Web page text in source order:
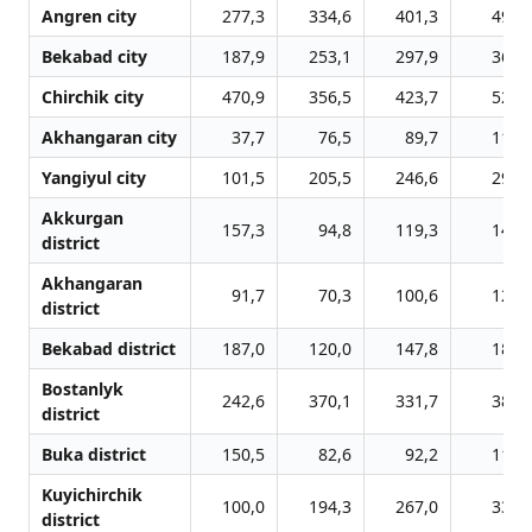
Angren city 277,3 334,6 401,3
Bekabad city
187,9 253,1 297,9
Chirchik city
470,9 356,5 423,7
Akhangaran city
37,7 76,5 89,7
Yangiyul city
101,5 205,5 246,6
Akkurgan
district
157,3 94,8 119,3
Akhangaran
district
91,7 70,3 100,6
Bekabad district 187,0 120,0 147,8
Bostanlyk
district
242,6 370,1 331,7
Buka district 150,5 82,6 92,2
Kuyichirchik
district
100,0 194,3 267,0